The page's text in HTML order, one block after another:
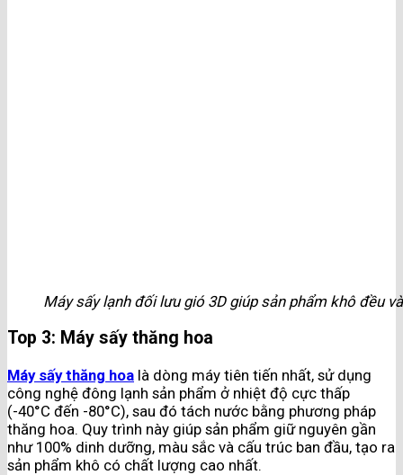
Máy sấy lạnh đối lưu gió 3D giúp sản phẩm khô đều
Top 3: Máy sấy thăng hoa
Máy sấy thăng hoa là dòng máy tiên tiến nhất, sử dụng
công nghệ đông lạnh sản phẩm ở nhiệt độ cực thấp
(-40°C đến -80°C), sau đó tách nước bằng phương pháp
thăng hoa. Quy trình này giúp sản phẩm giữ nguyên gần
như 100% dinh dưỡng, màu sắc và cấu trúc ban đầu, tạo ra
sản phẩm khô có chất lượng cao nhất.